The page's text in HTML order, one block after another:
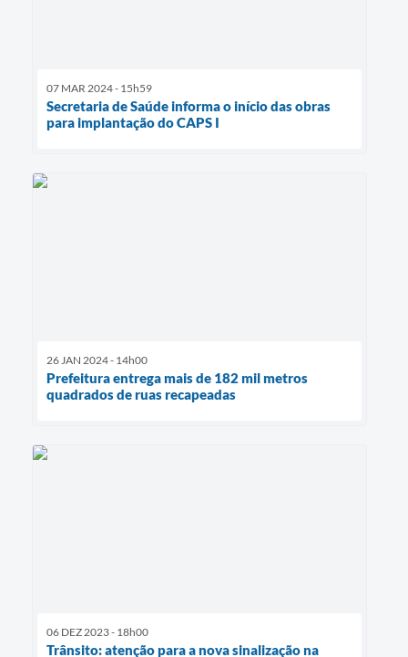
07 MAR 2024 - 15h59
Secretaria de Saúde informa o início das obras
para implantação do CAPS I
26 JAN 2024 - 14h00
Prefeitura entrega mais de 182 mil metros
quadrados de ruas recapeadas
06 DEZ 2023 - 18h00
Trânsito: atenção para a nova sinalização na